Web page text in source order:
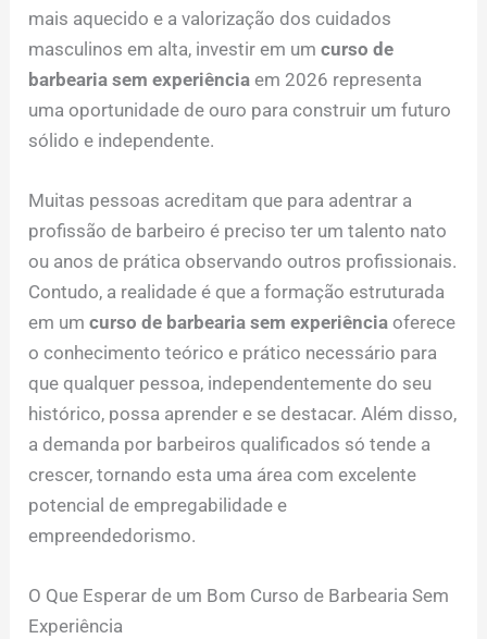
mais aquecido e a valorização dos cuidados
masculinos em alta, investir em umcurso de
barbearia sem experiência em 2026 representa
uma oportunidade de ouro para construir um futuro
sólido e independente.
Muitas pessoas acreditam que para adentrar a
profissão de barbeiro é preciso ter um talento nato
ou anos de prática observando outros profissionais.
Contudo, a realidade é que a formação estruturada
em umcurso de barbearia sem experiência oferece
o conhecimento teórico e prático necessário para
que qualquer pessoa, independentemente do seu
histórico, possa aprender e se destacar. Além disso,
a demanda por barbeiros qualificados só tende a
crescer, tornando esta uma área com excelente
potencial de empregabilidade e
empreendedorismo.
O Que Esperar de um Bom Curso de Barbearia Sem
Experiência